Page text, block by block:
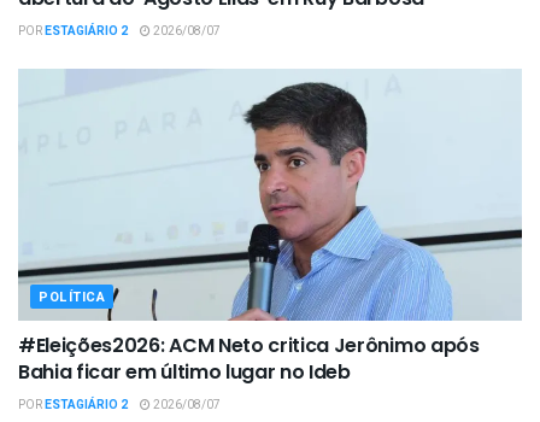
PORESTAGIÁRIO 2 2026/08/07
POLÍTICA
#Eleições2026: ACM Neto critica Jerônimo após
Bahia ficar em último lugar no Ideb
PORESTAGIÁRIO 2 2026/08/07